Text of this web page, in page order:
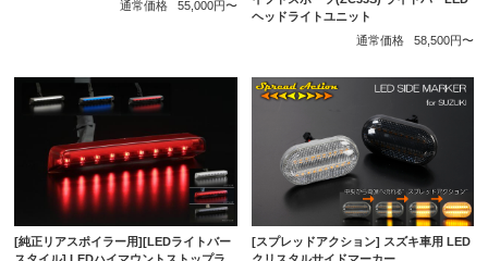
通常価格
55,000円〜
ヘッドライトユニット
通常価格
58,500円〜
[純正リアスポイラー用][LEDライトバー
[スプレッドアクション] スズキ車用 LED